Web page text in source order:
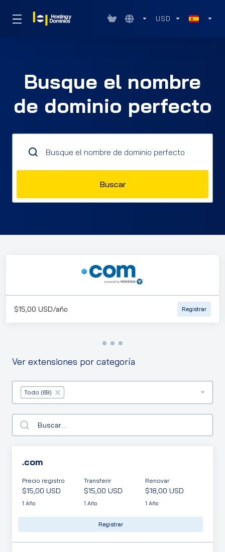
USD
Busque el nombre
de dominio perfecto
Buscar
$15,00 USD/año Registrar
Ver extensiones por categoría
Table Filter
Todo (69) ×
.com
Precio registro
$15,00 USD
1 Año
Transferir
$15,00 USD
1 Año
Renovar
$18,00 USD
1 Año
Registrar